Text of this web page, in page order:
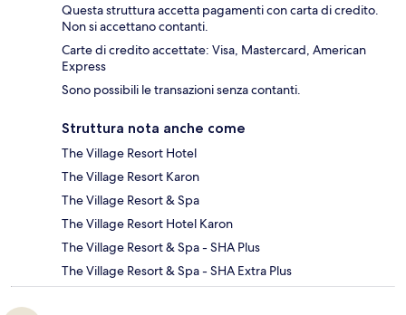
Questa struttura accetta pagamenti con carta di credito.
Non si accettano contanti.
Carte di credito accettate: Visa, Mastercard, American
Express
Sono possibili le transazioni senza contanti.
Struttura nota anche come
The Village Resort Hotel
The Village Resort Karon
The Village Resort & Spa
The Village Resort Hotel Karon
The Village Resort & Spa - SHA Plus
The Village Resort & Spa - SHA Extra Plus